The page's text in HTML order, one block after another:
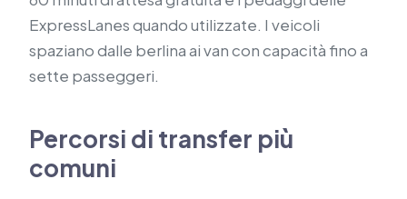
ExpressLanes quando utilizzate. I veicoli
spaziano dalle berlina ai van con capacità fino a
sette passeggeri.
Percorsi di transfer più
comuni